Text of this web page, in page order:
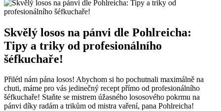
Skvělý losos na pánvi dle Pohlreicha:
Tipy a triky od profesionálního
šéfkuchaře!
Přilétl nám pána losos! Abychom si ho pochutnali maximálně na
chuti, máme pro vás jedinečný recept přímo od profesionálního
šéfkuchaře! Staňte se mistrem úžasného lososového pokrmu na
pánvi díky radám a trikům od mistra vaření, pana Pohlreicha!